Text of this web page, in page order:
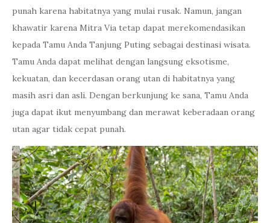
punah karena habitatnya yang mulai rusak. Namun, jangan
khawatir karena Mitra Via tetap dapat merekomendasikan
kepada Tamu Anda Tanjung Puting sebagai destinasi wisata.
Tamu Anda dapat melihat dengan langsung eksotisme,
kekuatan, dan kecerdasan orang utan di habitatnya yang
masih asri dan asli. Dengan berkunjung ke sana, Tamu Anda
juga dapat ikut menyumbang dan merawat keberadaan orang
utan agar tidak cepat punah.